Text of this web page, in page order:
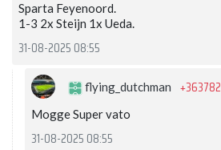
Sparta Feyenoord.
1-3 2x Steijn 1x Ueda.
31-08-2025 08:55
flying_dutchman +363782
Mogge Super vato
31-08-2025 08:55